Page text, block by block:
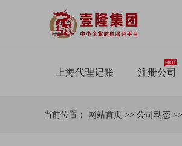
上海代理记账 注册公司
当前位置： 网站首页 >> 公司动态 >>